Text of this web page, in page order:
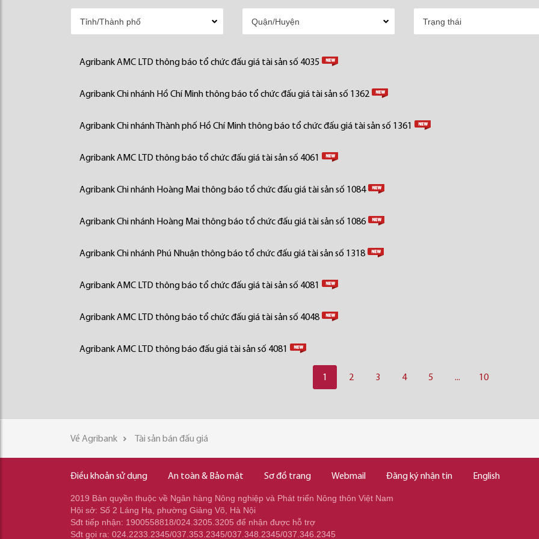
Agribank AMC LTD thông báo tổ chức đấu giá tài sản số 4035
Agribank Chi nhánh Hồ Chí Minh thông báo tổ chức đấu giá tài sản số 1362
Agribank Chi nhánh Thành phố Hồ Chí Minh thông báo tổ chức đấu giá tài sản số 1361
Agribank AMC LTD thông báo tổ chức đấu giá tài sản số 4061
Agribank Chi nhánh Hoàng Mai thông báo tổ chức đấu giá tài sản số 1084
Agribank Chi nhánh Hoàng Mai thông báo tổ chức đấu giá tài sản số 1086
Agribank Chi nhánh Phú Nhuận thông báo tổ chức đấu giá tài sản số 1318
Agribank AMC LTD thông báo tổ chức đấu giá tài sản số 4081
Agribank AMC LTD thông báo tổ chức đấu giá tài sản số 4048
Agribank AMC LTD thông báo đấu giá tài sản số 4081
1 2 3 4 5 ... 10
Về Agribank Tài sản bán đấu giá
Điều khoản sử dụng An toàn & Bảo mật Sơ đồ trang Webmail Đăng ký nhận tin English
2019 Bản quyền thuộc về Ngân hàng Nông nghiệp và Phát triển Nông thôn Việt Nam
Hội sở: Số 2 Láng Hạ, phường Giảng Võ, Hà Nội
Sđt tiếp nhận: 1900558818/024.3205.3205 để nhận được hỗ trợ
Sđt gọi ra: 024.2233.2345/037.353.2345/037.348.2345/037.346.2345